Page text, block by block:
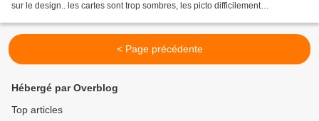
sur le design.. les cartes sont trop sombres, les picto difficilement
< Page précédente
Hébergé par Overblog
Top articles